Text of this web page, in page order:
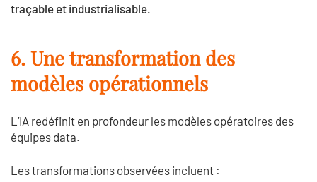
traçable et industrialisable.
6. Une transformation des
modèles opérationnels
L’IA redéfinit en profondeur les modèles opératoires des
équipes data.
Les transformations observées incluent :